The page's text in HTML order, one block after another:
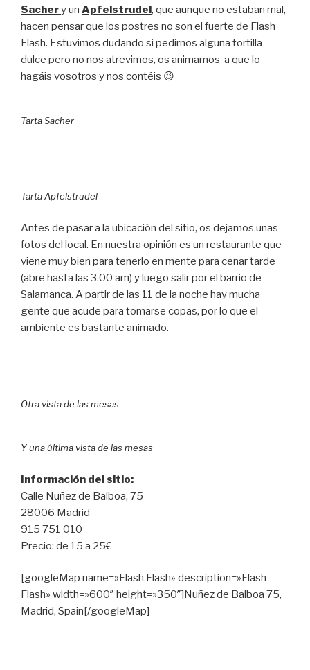
Sachery un Apfelstrudel, que aunque no estaban mal,
hacen pensar que los postres no son el fuerte de Flash
Flash. Estuvimos dudando si pedirnos alguna tortilla
dulce pero no nos atrevimos, os animamos a que lo
hagáis vosotros y nos contéis 😉
Tarta Sacher
Tarta Apfelstrudel
Antes de pasar a la ubicación del sitio, os dejamos unas
fotos del local. En nuestra opinión es un restaurante que
viene muy bien para tenerlo en mente para cenar tarde
(abre hasta las 3.00 am) y luego salir por el barrio de
Salamanca. A partir de las 11 de la noche hay mucha
gente que acude para tomarse copas, por lo que el
ambiente es bastante animado.
Otra vista de las mesas
Y una última vista de las mesas
Información del sitio:
Calle Nuñez de Balboa, 75
28006 Madrid
915 751 010
Precio: de 15 a 25€
[googleMap name=»Flash Flash» description=»Flash
Flash» width=»600″ height=»350″]Nuñez de Balboa 75,
Madrid, Spain[/googleMap]